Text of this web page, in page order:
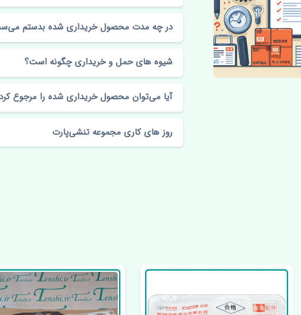
در چه مدت محصول خریداری شده بدستم
شیوه های حمل و خریداری چگونه است؟
آیا می‌توان محصول خریداری شده را مرجوع
روز های کاری مجموعه تنشی‌پارت